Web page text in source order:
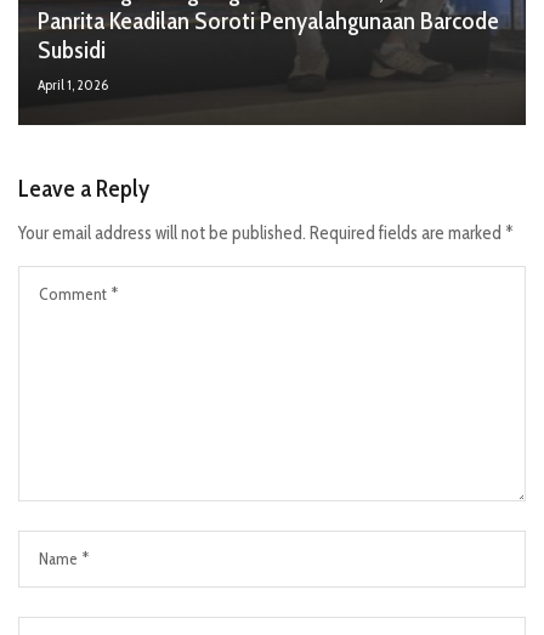
Panrita Keadilan Soroti Penyalahgunaan Barcode
Subsidi
April 1, 2026
Leave a Reply
Your email address will not be published. Required fields are marked *